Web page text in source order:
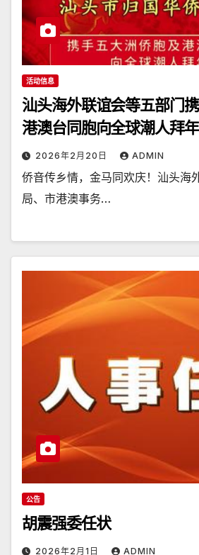
活动信息
汕头海外联谊会等五部门
港澳台同胞向全球潮人拜年
2026年2月20日 ADMIN
侨音传乡情，金马同欢庆！汕头海
局、市港澳事务…
公告
胡震强委任状
2026年2月1日 ADMIN